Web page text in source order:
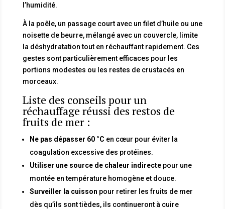
l’humidité.
À la poêle, un passage court avec un filet d’huile ou une
noisette de beurre, mélangé avec un couvercle, limite
la déshydratation tout en réchauffant rapidement. Ces
gestes sont particulièrement efficaces pour les
portions modestes ou les restes de crustacés en
morceaux.
Liste des conseils pour un
réchauffage réussi des restos de
fruits de mer :
Ne pas dépasser 60 °C en cœur pour éviter la
coagulation excessive des protéines.
Utiliser une source de chaleur indirectepour une
montée en température homogène et douce.
Surveiller la cuisson pour retirer les fruits de mer
dès qu’ils sont tièdes, ils continueront à cuire